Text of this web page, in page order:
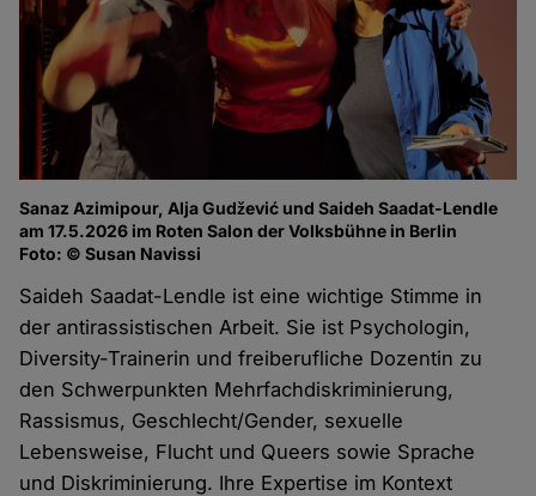
Sanaz Azimipour, Alja Gudžević und Saideh Saadat-Lendle
am 17.5.2026 im Roten Salon der Volksbühne in Berlin
Foto: © Susan Navissi
Saideh Saadat-Lendle ist eine wichtige Stimme in
der antirassistischen Arbeit. Sie ist Psychologin,
Diversity-Trainerin und freiberufliche Dozentin zu
den Schwerpunkten Mehrfachdiskriminierung,
Rassismus, Geschlecht/Gender, sexuelle
Lebensweise, Flucht und Queers sowie Sprache
und Diskriminierung. Ihre Expertise im Kontext